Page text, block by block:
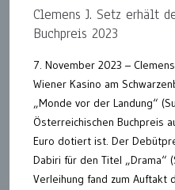
Clemens J. Setz erhält
Buchpreis 2023
7. November 2023 –
Wiener Kasino am
„Monde vor der Landung“
Österreichischen Buchpreis
Euro dotiert ist. Der
Dabiri für den Titel „Drama“
Verleihung fand zum Auftakt